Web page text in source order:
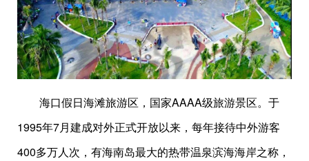
海口假日海滩旅游区，国家AAAA级旅游景区。于
1995年7月建成对外正式开放以来，每年接待中外游客
400多万人次，有海南岛最大的热带温泉滨海海岸之称，